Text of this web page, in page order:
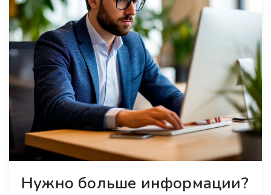
Нужно больше информации?